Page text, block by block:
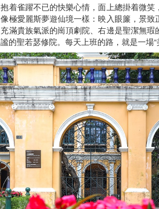
着雀躍不已的快樂心情，面上總掛着微
極愛麗斯夢遊仙境一樣：映入眼簾，景
滿貴族氣派的崗頂劇院、右邊是聖潔無
的聖若瑟修院。每天上班的路，就是一場“